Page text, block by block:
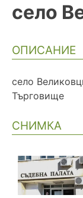
село
ОПИСАНИЕ
село
Търговище
СНИМКА